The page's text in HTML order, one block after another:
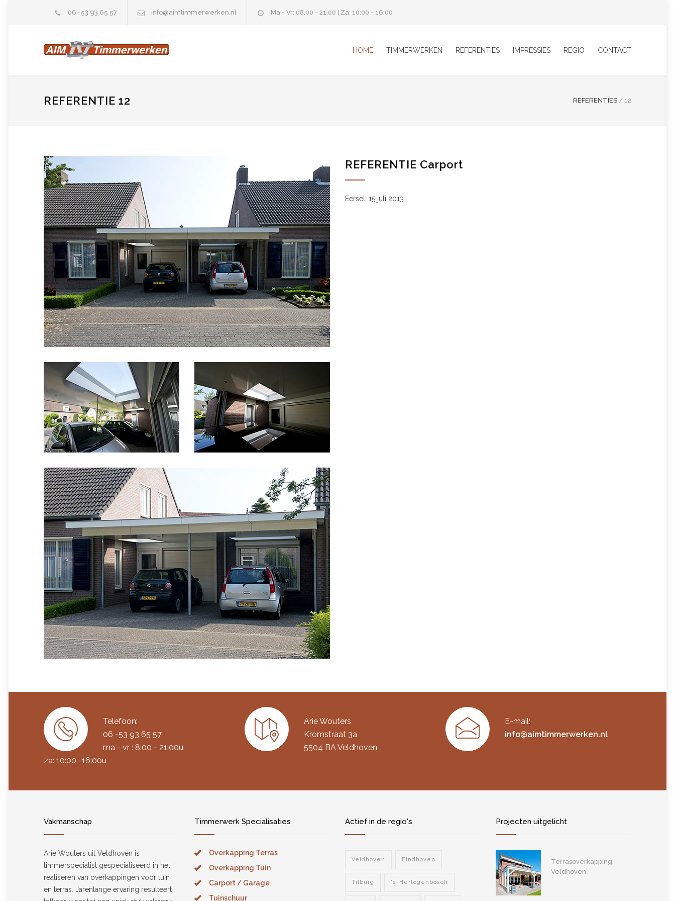
06 -53 93 65 57 info@aimtimmerwerken.nl Ma - Vr: 08.00 - 21.00 | Za: 10:00 - 16:00
HOME TIMMERWERKEN REFERENTIES IMPRESSIES REGIO CONTACT
REFERENTIE 12 REFERENTIES / 12
REFERENTIE Carport
Eersel, 15 juli 2013
Telefoon:
06 -53 93 65 57
ma - vr : 8:00 - 21:00u
za: 10:00 -16:00u
Arie Wouters
Kromstraat 3a
5504 BA Veldhoven
E-mail:
info@aimtimmerwerken.nl
Vakmanschap
Arie Wouters uit Veldhoven is
timmerspecialist gespecialiseerd in het
realiseren van overkappingen voor tuin
en terras. Jarenlange ervaring resulteert
Timmerwerk Specialisaties
Overkapping Terras
Overkapping Tuin
Carport / Garage
Tuinschuur
Actief in de regio's
Veldhoven Eindhoven
Tilburg 's-Hertogenbosch
Projecten uitgelicht
Terrasoverkapping
Veldhoven